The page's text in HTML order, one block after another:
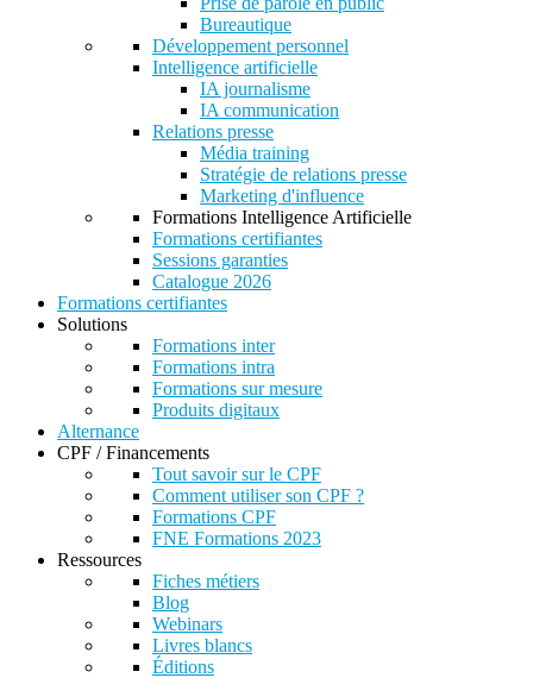
Bureautique
Développement personnel
Intelligence artificielle
IA journalisme
IA communication
Relations presse
Média training
Stratégie de relations presse
Marketing d'influence
Formations Intelligence Artificielle
Formations certifiantes
Sessions garanties
Catalogue 2026
Formations certifiantes
Solutions
Formations inter
Formations intra
Formations sur mesure
Produits digitaux
Alternance
CPF / Financements
Tout savoir sur le CPF
Comment utiliser son CPF ?
Formations CPF
FNE Formations 2023
Ressources
Fiches métiers
Blog
Webinars
Livres blancs
Éditions